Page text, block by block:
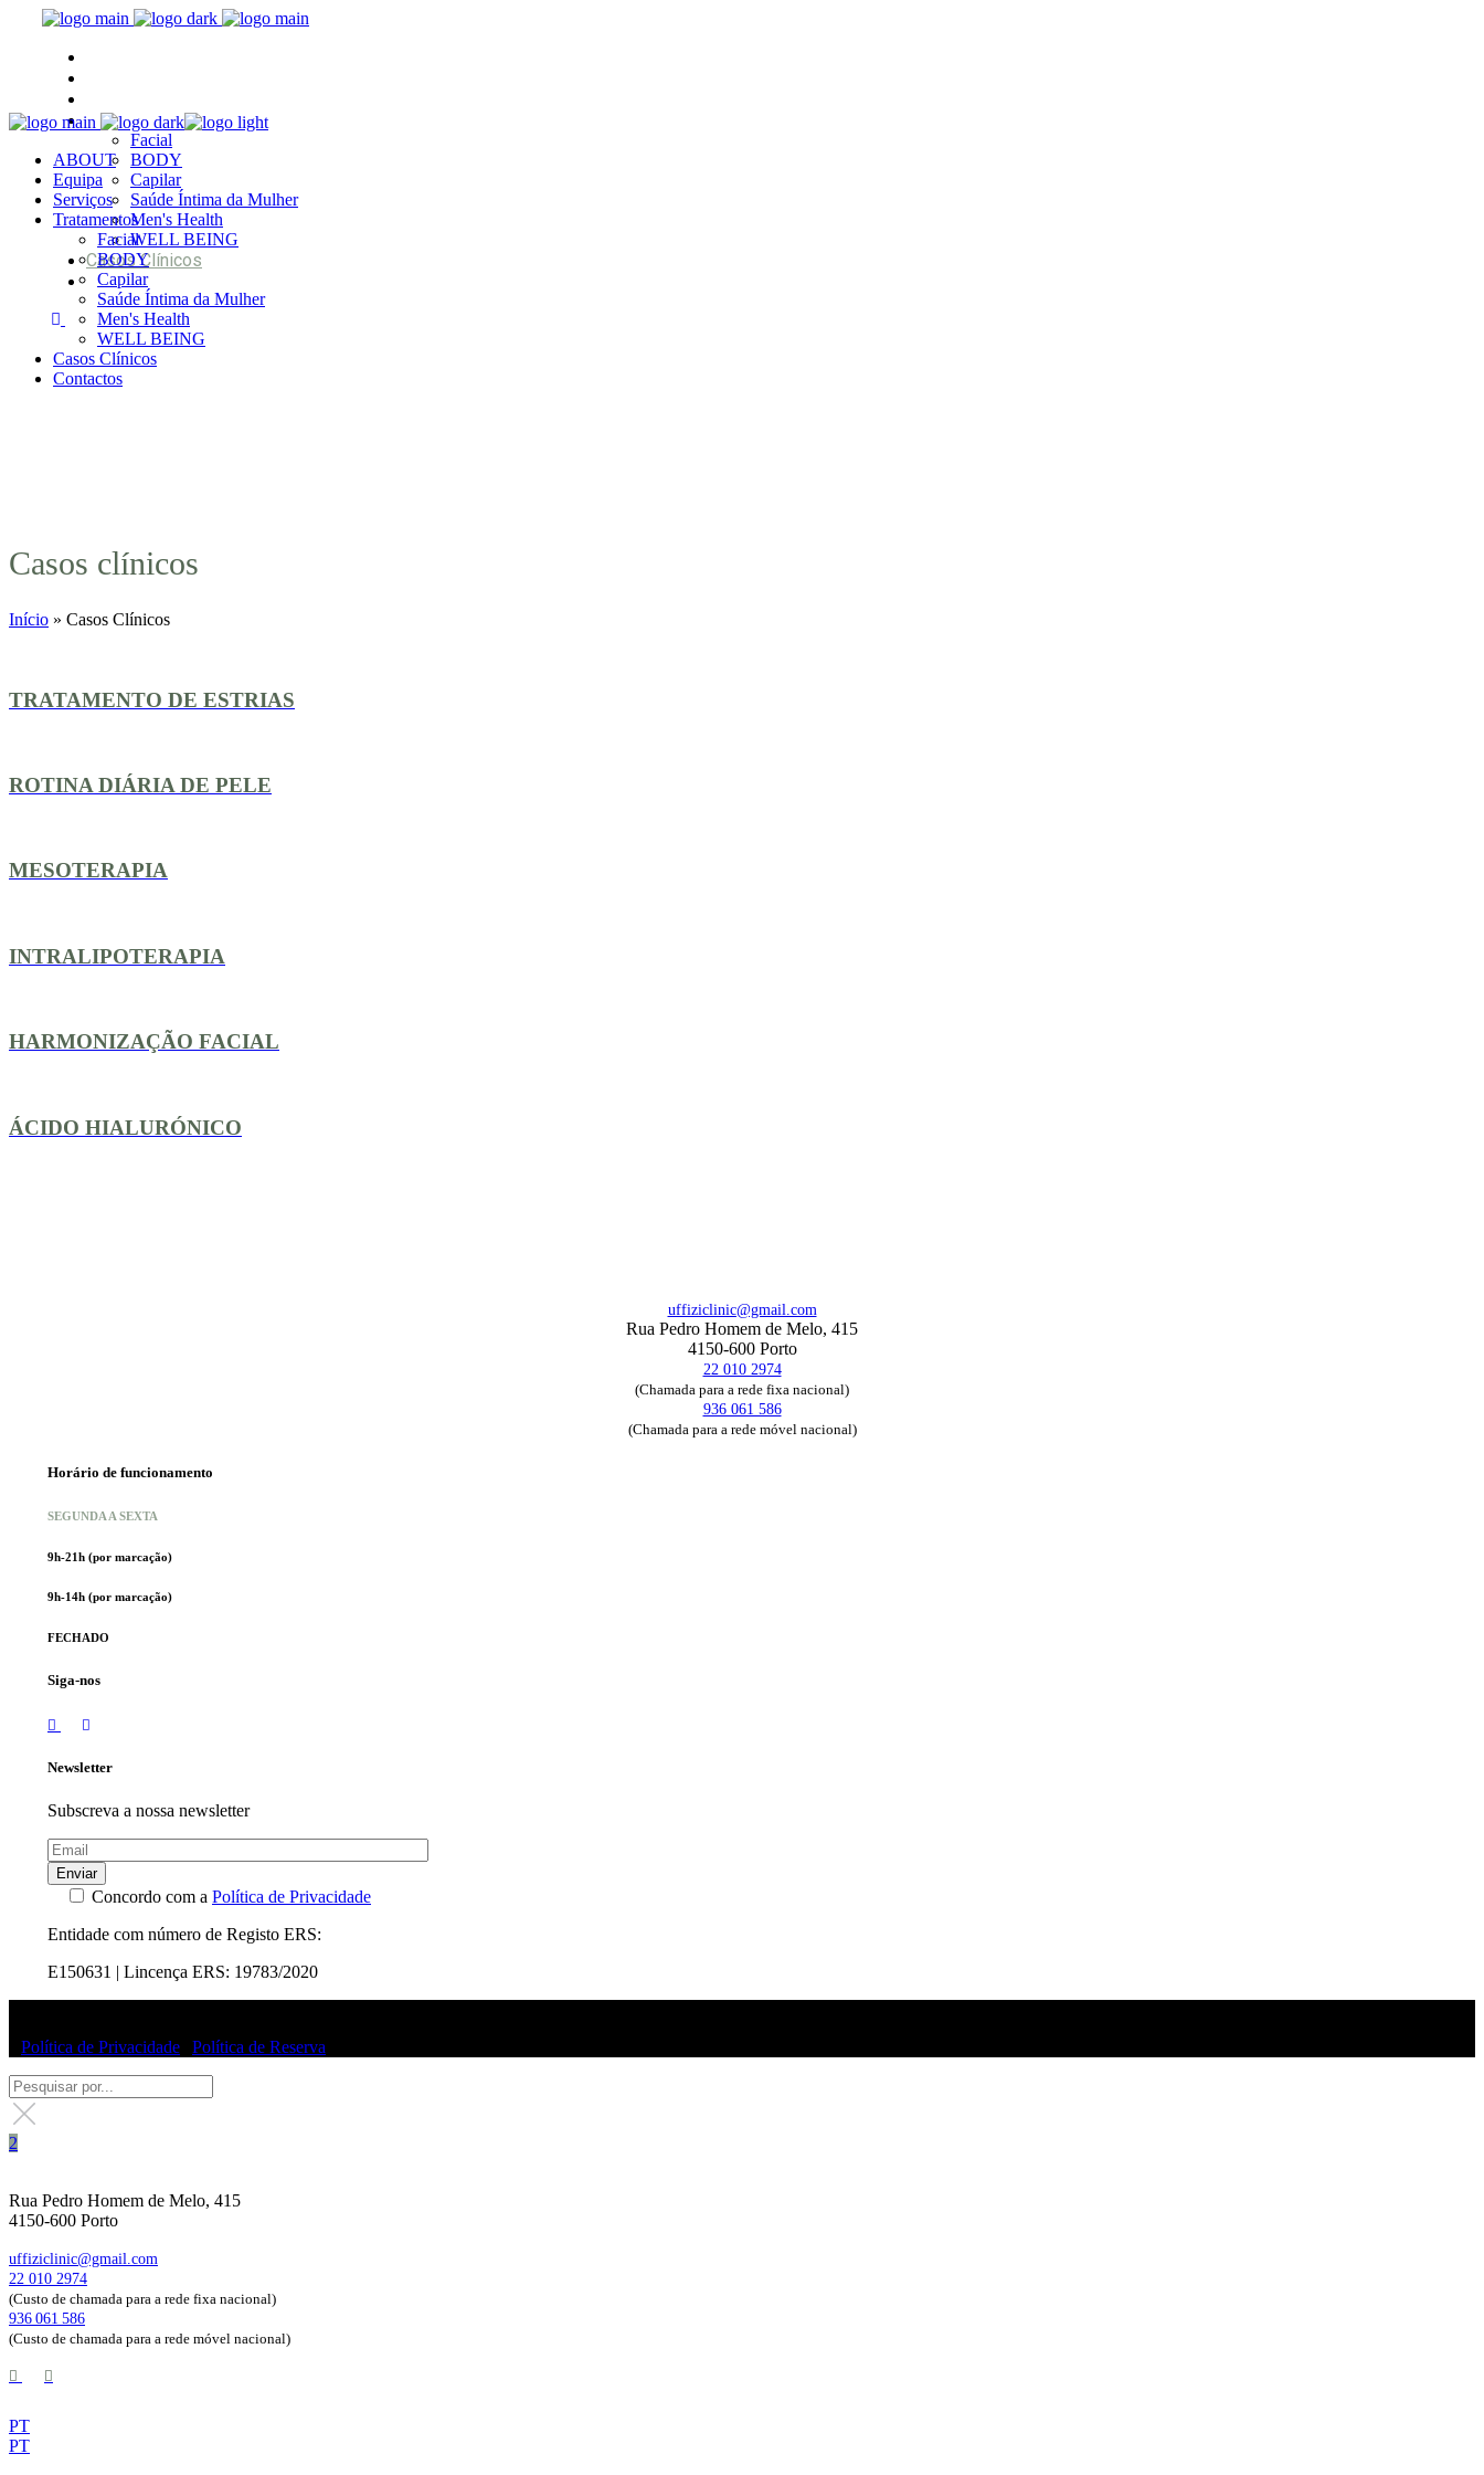
Tratamentos
Facial
BODY
Capilar
Saúde Íntima da Mulher
Men's Health
WELL BEING
Casos Clínicos
Contactos
ABOUT
Equipa
Serviços
Tratamentos
Facial
BODY
Capilar
Saúde Íntima da Mulher
Men's Health
WELL BEING
Casos Clínicos
Contactos
Casos clínicos
Início » Casos Clínicos
TRATAMENTO DE ESTRIAS
ROTINA DIÁRIA DE PELE
MESOTERAPIA
INTRALIPOTERAPIA
HARMONIZAÇÃO FACIAL
ÁCIDO HIALURÓNICO
uffiziclinic@gmail.com
Rua Pedro Homem de Melo, 415
4150-600 Porto
22 010 2974
(Chamada para a rede fixa nacional)
936 061 586
(Chamada para a rede móvel nacional)
Horário de funcionamento
SEGUNDA A SEXTA
9h-21h (por marcação)
9h-14h (por marcação)
FECHADO
Siga-nos
Newsletter
Subscreva a nossa newsletter
Enviar
Concordo com a Política de Privacidade
Entidade com número de Registo ERS:
E150631 | Lincença ERS: 19783/2020
Política de Privacidade Política de Reserva
Rua Pedro Homem de Melo, 415
4150-600 Porto
uffiziclinic@gmail.com
22 010 2974
(Custo de chamada para a rede fixa nacional)
936 061 586
(Custo de chamada para a rede móvel nacional)
PT
PT